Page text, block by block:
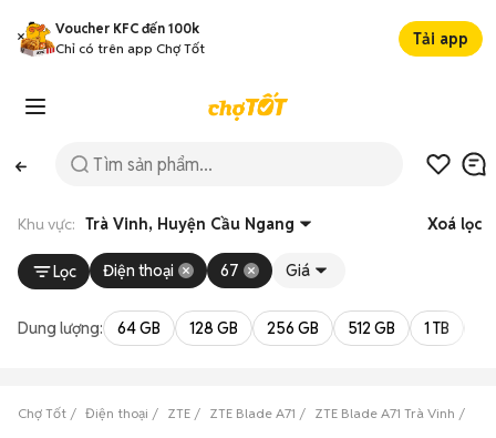
Voucher KFC đến 100k
Chỉ có trên app Chợ Tốt
Tải app
Khu vực: Trà Vinh, Huyện Cầu Ngang Xoá lọc
Lọc Điện thoại 67 Giá
Dung lượng: 64 GB 128 GB 256 GB 512 GB 1 TB
Chợ Tốt Điện thoại ZTE ZTE Blade A71 ZTE Blade A71 Trà Vinh